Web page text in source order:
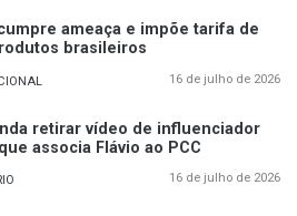
ameaça e impõe tarifa de
brasileiros
16 de julho de 2026
retirar vídeo de influenciador
associa Flávio ao PCC
16 de julho de 2026